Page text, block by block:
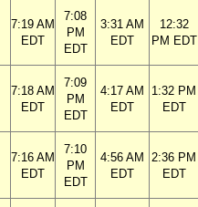
7:19 AM
EDT
7:08
PM
EDT
3:31 AM
EDT
12:32
PM EDT
7:18 AM
EDT
7:09
PM
EDT
4:17 AM
EDT
1:32 PM
EDT
7:16 AM
EDT
7:10
PM
EDT
4:56 AM
EDT
2:36 PM
EDT